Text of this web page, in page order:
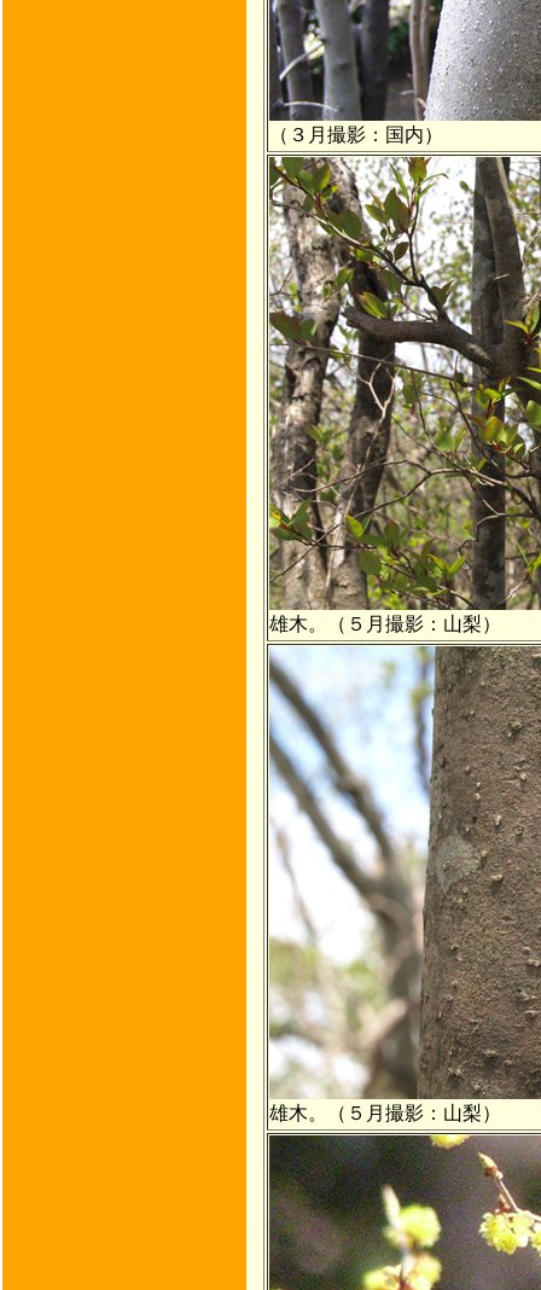
（３月撮影：国内）
雄木。（５月撮影：山梨）
雄木。（５月撮影：山梨）